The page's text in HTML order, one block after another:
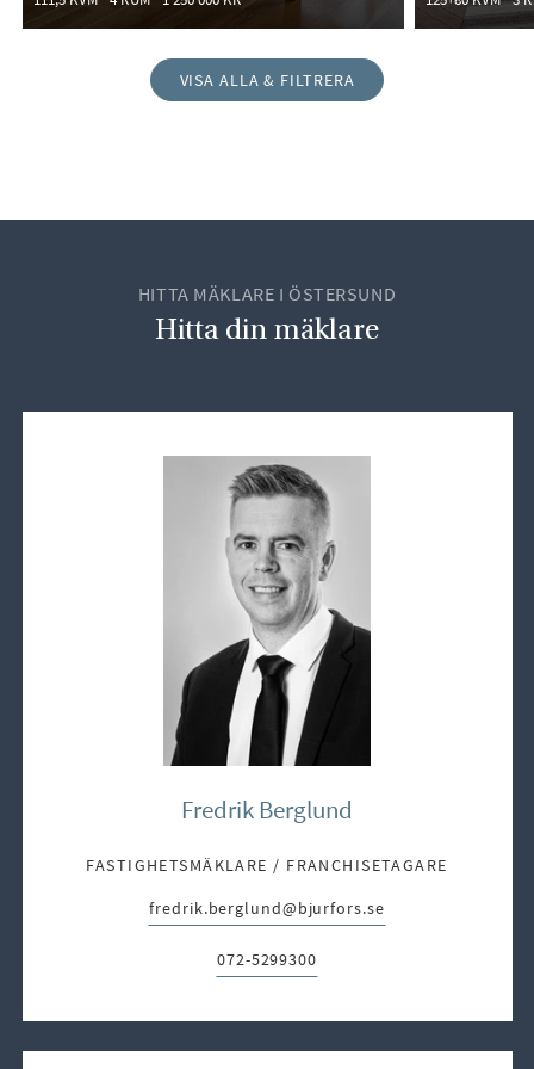
VISA ALLA & FILTRERA
HITTA MÄKLARE I ÖSTERSUND
Hitta din mäklare
Fredrik Berglund
FASTIGHETSMÄKLARE / FRANCHISETAGARE
E-post:
fredrik.berglund@bjurfors.se
Telefon:
072-5299300